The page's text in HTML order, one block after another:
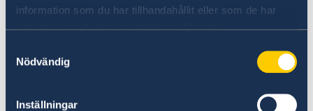
information som du har tillhandahållit eller som de har
samlat in när du har använt deras tjänster.
Nödvändig
Inställningar
Beroende på årstid, var i Norge du befinner dig
att hålla dig uppdaterad om vädret.